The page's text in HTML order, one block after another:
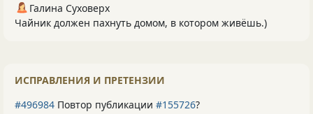
Галина Суховерх
Чайник должен пахнуть домом, в котором живёшь.)
ИСПРАВЛЕНИЯ И ПРЕТЕНЗИИ
#496984 Повтор публикации #155726?